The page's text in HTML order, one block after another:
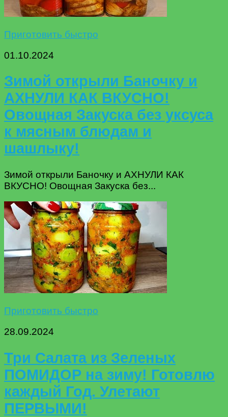
Приготовить быстро
01.10.2024
Зимой открыли Баночку и
АХНУЛИ КАК ВКУСНО!
Овощная Закуска без уксуса
к мясным блюдам и
шашлыку!
Зимой открыли Баночку и АХНУЛИ КАК
ВКУСНО! Овощная Закуска без...
Приготовить быстро
28.09.2024
Три Салата из Зеленых
ПОМИДОР на зиму! Готовлю
каждый Год. Улетают
ПЕРВЫМИ!